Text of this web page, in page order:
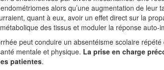
alors qu’une augmentation de leur
quant à eux, avoir un effet direct sur la
des tissus et moduler la réponse auto-
peut conduire un absentéisme scolaire
mentale et physique. La prise en charge
patientes.